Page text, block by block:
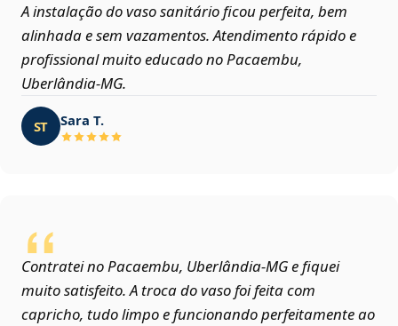
A instalação do vaso sanitário ficou perfeita, bem
alinhada e sem vazamentos. Atendimento rápido e
profissional muito educado no Pacaembu,
Uberlândia‑MG.
ST Sara T.
Contratei no Pacaembu, Uberlândia‑MG e fiquei
muito satisfeito. A troca do vaso foi feita com
capricho, tudo limpo e funcionando perfeitamente ao